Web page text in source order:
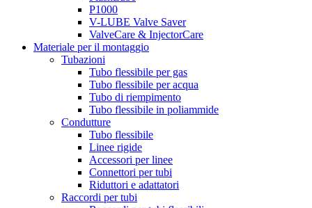
P1000
V-LUBE Valve Saver
ValveCare & InjectorCare
Materiale per il montaggio
Tubazioni
Tubo flessibile per gas
Tubo flessibile per acqua
Tubo di riempimento
Tubo flessibile in poliammide
Condutture
Tubo flessibile
Linee rigide
Accessori per linee
Connettori per tubi
Riduttori e adattatori
Raccordi per tubi